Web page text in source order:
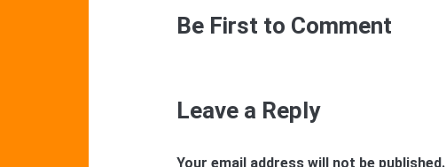
Be First to Comment
Leave a Reply
Your email address will not be published.